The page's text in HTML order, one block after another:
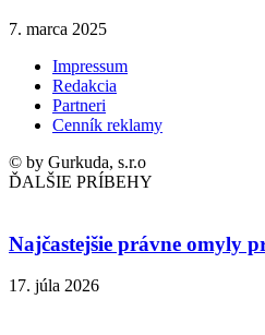
7. marca 2025
Impressum
Redakcia
Partneri
Cenník reklamy
© by Gurkuda, s.r.o
ĎALŠIE PRÍBEHY
Najčastejšie právne omyly
17. júla 2026